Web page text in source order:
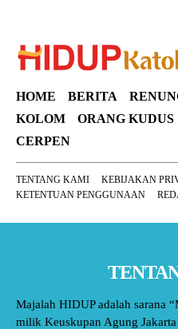
HOME BERITA
KOLOM
ORANG KUDUS
CERPEN
TENTANG KAMI
KEBIJAKAN
KETENTUAN PENGGUNAAN
Majalah HIDUP adalah sarana
milik Keuskupan Agung